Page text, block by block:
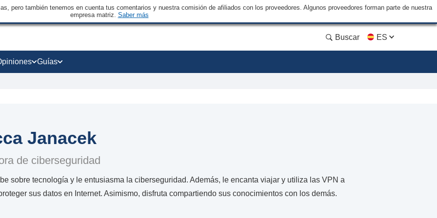
pero también tenemos en cuenta tus comentarios y nuestra comisión de afiliados con los proveedores. Algunos proveedores forman parte de nuestra
empresa matriz. Saber más
Buscar ES
Guías
Janacek
de ciberseguridad
sobre tecnología y le entusiasma la ciberseguridad. Además, le encanta viajar y utiliza las VPN a
sus datos en Internet. Asimismo, disfruta compartiendo sus conocimientos con los demás.